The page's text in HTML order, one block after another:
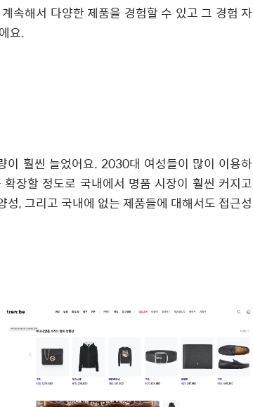
속해서 다양한 제품을 경험할 수 있고 그 경험 자
요.
이 훨씬 늘었어요. 2030대 여성들이 많이 이용하
장할 정도로 국내에서 명품 시장이 훨씬 커지고
, 그리고 국내에 없는 제품들에 대해서도 접근성